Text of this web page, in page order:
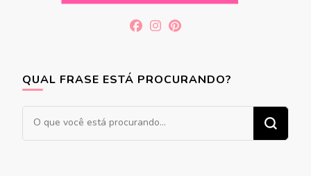
QUAL FRASE ESTÁ PROCURANDO?
Procurando
algo?